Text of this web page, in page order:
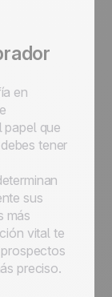
en
que
tener
sus
más
vital te
preciso.